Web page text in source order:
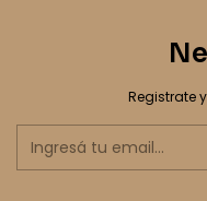
Registrate